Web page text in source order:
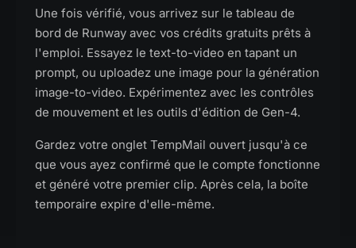
Une fois vérifié, vous arrivez sur le tableau de
bord de Runway avec vos crédits gratuits prêts à
l'emploi. Essayez le text-to-video en tapant un
prompt, ou uploadez une image pour la génération
image-to-video. Expérimentez avec les contrôles
de mouvement et les outils d'édition de Gen-4.
Gardez votre onglet TempMail ouvert jusqu'à ce
que vous ayez confirmé que le compte fonctionne
et généré votre premier clip. Après cela, la boîte
temporaire expire d'elle-même.